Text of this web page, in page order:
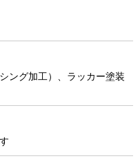
ング加工）、ラッカー塗装